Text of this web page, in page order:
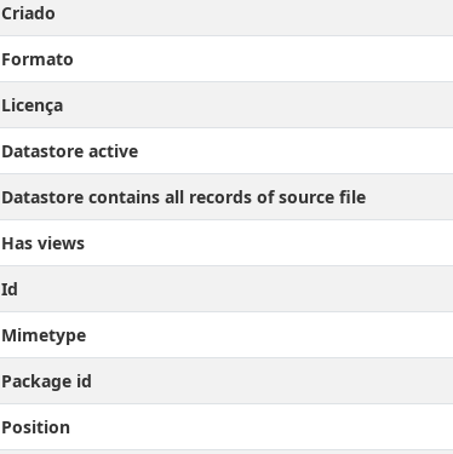
Criado
Formato
Licença
Datastore active
Datastore contains all records of source file
Has views
Id
Mimetype
Package id
Position